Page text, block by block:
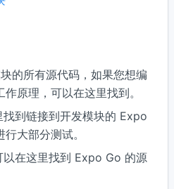
的所有源代码，如果您想编
原理，可以在这里找到。
找到链接到开发模块的 Expo
大部分测试。
以在这里找到 Expo Go 的源